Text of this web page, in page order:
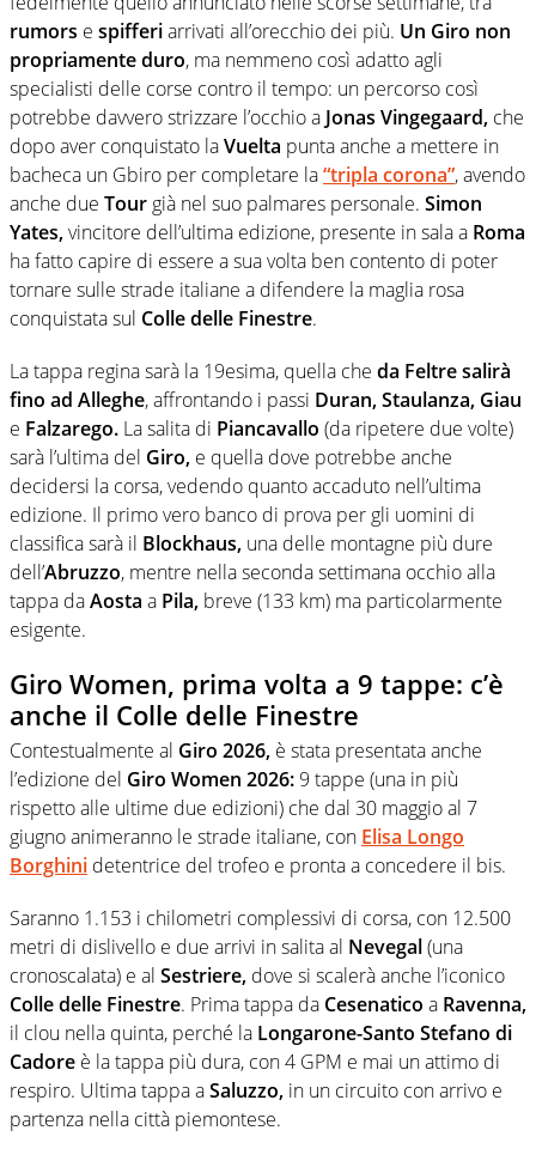
rumors e spifferiarrivati all’orecchio dei più. Un Giro non
propriamente duro, ma nemmeno così adatto agli
specialisti delle corse contro il tempo: un percorso così
potrebbe davvero strizzare l’occhio a Jonas Vingegaard, che
dopo aver conquistato laVuelta punta anche a mettere in
bacheca un Gbiro per completare la“tripla corona”, avendo
anche due Tour già nel suo palmares personale. Simon
Yates,vincitore dell’ultima edizione, presente in sala a Roma
ha fatto capire di essere a sua volta ben contento di poter
tornare sulle strade italiane a difendere la maglia rosa
conquistata sul Colle delle Finestre.
La tappa regina sarà la 19esima, quella che da Feltre salirà
fino ad Alleghe, affrontando i passi Duran, Staulanza, Giau
e Falzarego. La salita di Piancavallo (da ripetere due volte)
sarà l’ultima del Giro, e quella dove potrebbe anche
decidersi la corsa, vedendo quanto accaduto nell’ultima
edizione. Il primo vero banco di prova per gli uomini di
classifica sarà il Blockhaus, una delle montagne più dure
dell’Abruzzo, mentre nella seconda settimana occhio alla
tappa daAosta a Pila, breve (133 km) ma particolarmente
esigente.
Giro Women, prima volta a 9 tappe: c’è
anche il Colle delle Finestre
Contestualmente al Giro 2026, è stata presentata anche
l’edizione del Giro Women 2026: 9 tappe (una in più
rispetto alle ultime due edizioni) che dal 30 maggio al 7
giugno animeranno le strade italiane, con Elisa Longo
Borghini detentrice del trofeo e pronta a concedere il bis.
Saranno 1.153 i chilometri complessivi di corsa, con 12.500
metri di dislivello e due arrivi in salita al Nevegal(una
cronoscalata) e al Sestriere, dove si scalerà anche l’iconico
Colle delle Finestre. Prima tappa da Cesenatico a Ravenna,
il clou nella quinta, perché la Longarone-Santo Stefano di
Cadore è la tappa più dura, con 4 GPM e mai un attimo di
respiro. Ultima tappa aSaluzzo, in un circuito con arrivo e
partenza nella città piemontese.